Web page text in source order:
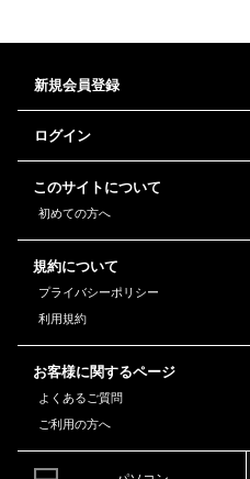
新規会員登録
ログイン
このサイトについて
初めての方へ
規約について
プライバシーポリシー
利用規約
お客様に関するページ
よくあるご質問
ご利用の方へ